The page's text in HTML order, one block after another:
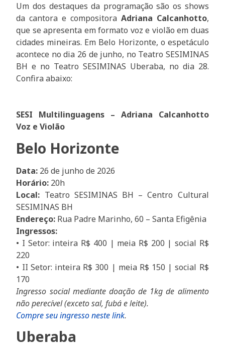
Um dos destaques da programação são os shows
da cantora e compositora Adriana Calcanhotto,
que se apresenta em formato voz e violão em duas
cidades mineiras. Em Belo Horizonte, o espetáculo
acontece no dia 26 de junho, no Teatro SESIMINAS
BH e no Teatro SESIMINAS Uberaba, no dia 28.
Confira abaixo:
SESI Multilinguagens – Adriana Calcanhotto
Voz e Violão
Belo Horizonte
Data: 26 de junho de 2026
Horário: 20h
Local: Teatro SESIMINAS BH – Centro Cultural
SESIMINAS BH
Endereço: Rua Padre Marinho, 60 – Santa Efigênia
Ingressos:
• I Setor: inteira R$ 400 | meia R$ 200 | social R$
220
• II Setor: inteira R$ 300 | meia R$ 150 | social R$
170
Ingresso social mediante doação de 1kg de alimento
não perecível (exceto sal, fubá e leite).
Compre seu ingresso neste link.
Uberaba